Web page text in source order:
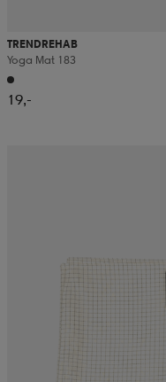
TRENDREHAB
Yoga Mat 183
19,-